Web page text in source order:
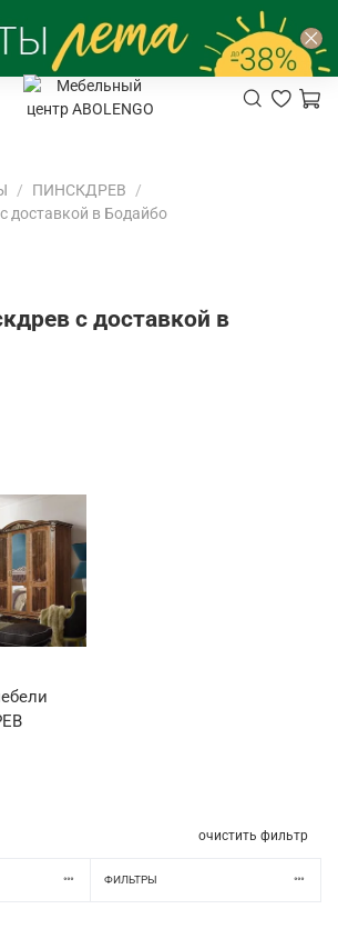
ПИНСКДРЕВ
доставкой в Бодайбо
с доставкой в
очистить фильтр
ФИЛЬТРЫ